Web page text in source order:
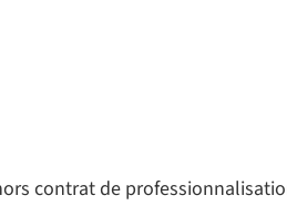
contrat de